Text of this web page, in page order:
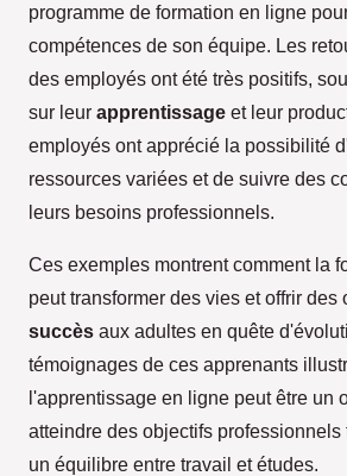
programme de formation en ligne
compétences de son équipe. Les
des employés ont été très positifs,
sur leur apprentissage et leur
employés ont apprécié la possibilité
ressources variées et de suivre des
leurs besoins professionnels.
Ces exemples montrent comment la
peut transformer des vies et offrir des
succès aux adultes en quête
témoignages de ces apprenants
l'apprentissage en ligne peut être un
atteindre des objectifs professionnels
un équilibre entre travail et études.